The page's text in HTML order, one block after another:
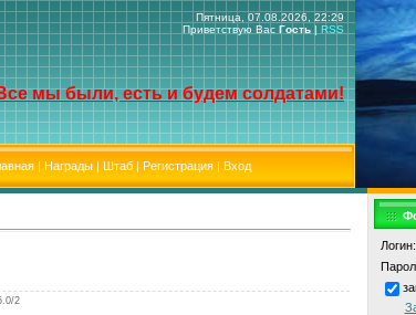
Пятница, 07.08.2026, 22:29
Приветствую Вас Гость | RSS
мы были, есть и будем солдатами!
| Награды| Штаб| Регистрация| Вход
2
Логин: